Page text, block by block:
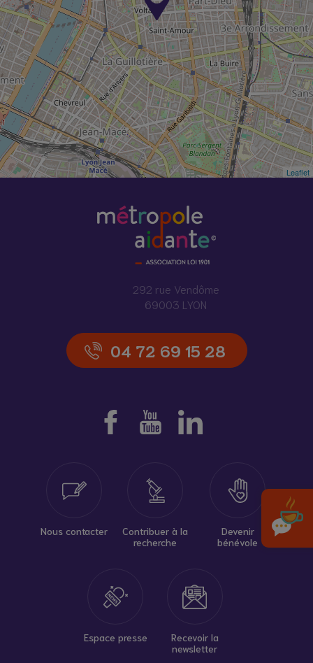
Leaflet
292 rue Vendôme
69003 LYON
04 72 69 15 28
Nous contacter
Contribuer à la
recherche
Devenir
bénévole
Espace presse
Recevoir la
newsletter